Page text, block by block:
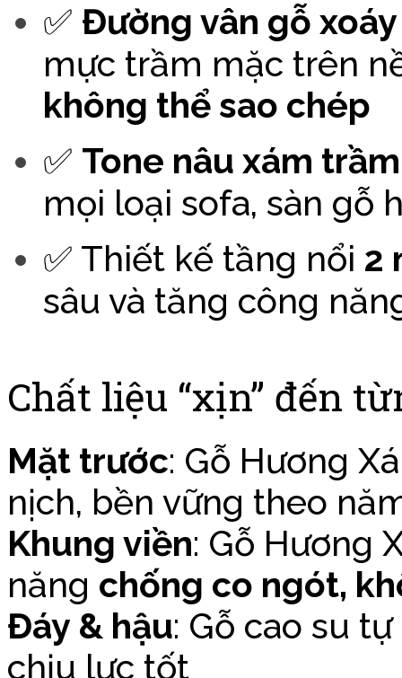
✅ Đường vân gỗ
mực trầm mặc trên
không thể sao chép
✅ Tone nâu xám
mọi loại sofa, sàn gỗ
✅ Thiết kế tầng nổi 2
sâu và tăng công
Chất liệu “xịn” đến
Mặt trước: Gỗ Hương
nịch, bền vững theo
Khung viền: Gỗ Hương
năng chống co ngót,
Đáy & hậu: Gỗ cao su
chịu lực tốt